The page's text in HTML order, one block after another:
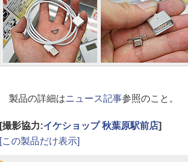
製品の詳細はニュース記事参照のこと。
[撮影協力:イケショップ 秋葉原駅前店]
[この製品だけ表示]